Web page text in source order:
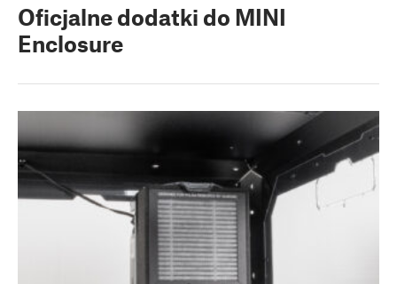
Oficjalne dodatki do MINI
Enclosure